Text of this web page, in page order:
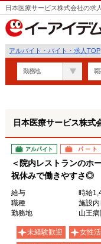
日本医療サービス株式会社の求
アルバイト・バイト・求人TOP
勤務地 職
日本医療サービス株式
アルバイト パート
＜院内レストランのホ
祝休みで働きやすさ◎
給与
時給
職種
施設
勤務地
山王
未経験歓迎 女性